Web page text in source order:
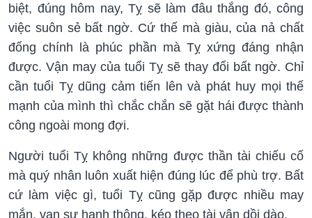
biệt, đúng hôm nay, Tỵ sẽ làm đâu thắng đó, công
việc suôn sẻ bất ngờ. Cứ thế mà giàu, của nả chất
đống chính là phúc phần mà Tỵ xứng đáng nhận
được. Vận may của tuổi Tỵ sẽ thay đổi bất ngờ. Chỉ
cần tuổi Tỵ dũng cảm tiến lên và phát huy mọi thế
mạnh của mình thì chắc chắn sẽ gặt hái được thành
công ngoài mong đợi.
Người tuổi Tỵ không những được thần tài chiếu cố
mà quý nhân luôn xuất hiện đúng lúc để phù trợ. Bất
cứ làm việc gì, tuổi Tỵ cũng gặp được nhiều may
mắn, vạn sự hanh thông, kéo theo tài vận dồi dào.